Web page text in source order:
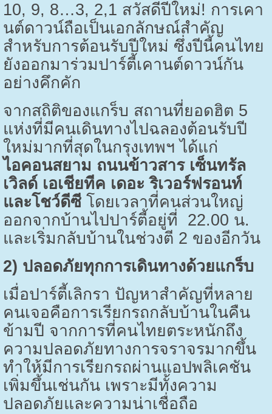
10, 9, 8…3, 2,1 สวัสดีปีใหม่! การเคา
นต์ดาวน์ถือเป็นเอกลักษณ์สำคัญ
สำหรับการต้อนรับปีใหม่ ซึ่งปีนี้คนไทย
ยังออกมาร่วมปาร์ตี้เคานต์ดาวน์กัน
อย่างคึกคัก
จากสถิติของแกร็บ สถานที่ยอดฮิต 5
แห่งที่มีคนเดินทางไปฉลองต้อนรับปี
ใหม่มากที่สุดในกรุงเทพฯ ได้แก่
ไอคอนสยาม ถนนข้าวสาร เซ็นทรัล
เวิลด์ เอเชียทีค เดอะ ริเวอร์ฟรอนท์
และโชว์ดีซีโดยเวลาที่คนส่วนใหญ่
ออกจากบ้านไปปาร์ตี้อยู่ที่ 22.00 น.
และเริ่มกลับบ้านในช่วงตี 2 ของอีกวัน
2) ปลอดภัยทุกการเดินทางด้วยแกร็บ
เมื่อปาร์ตี้เลิกรา ปัญหาสำคัญที่หลาย
คนเจอคือการเรียกรถกลับบ้านในคืน
ข้ามปี จากการที่คนไทยตระหนักถึง
ความปลอดภัยทางการจราจรมากขึ้น
ทำให้มีการเรียกรถผ่านแอปพลิเคชัน
เพิ่มขึ้นเช่นกัน เพราะมีทั้งความ
ปลอดภัยและความน่าเชื่อถือ